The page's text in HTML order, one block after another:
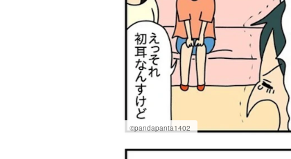
©pandapanta1402